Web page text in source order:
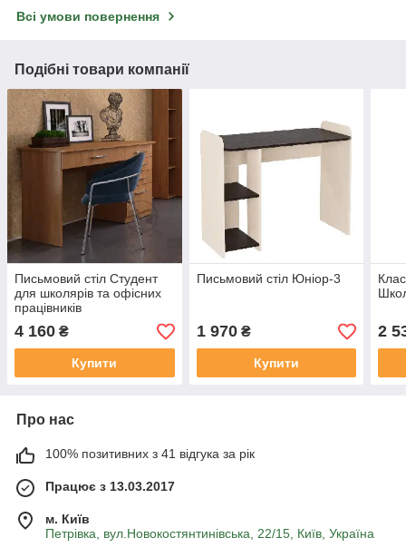
Всі умови повернення
Подібні товари компанії
Письмовий стіл Студент
для школярів та офісних
працівників
4 160 ₴
Купити
Письмовий стіл Юніор-3
1 970₴
Купити
2
Про нас
100% позитивних з 41 відгука за рік
Працює з 13.03.2017
м. Київ
Петрівка, вул.Новокостянтинівська, 22/15, Київ, Україна